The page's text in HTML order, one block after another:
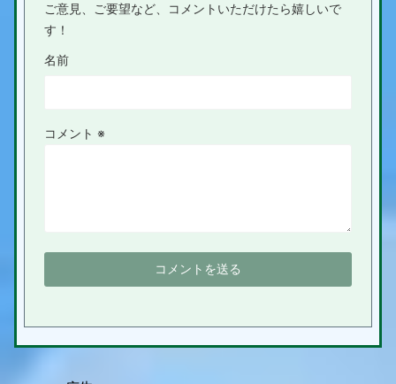
ご意見、ご要望など、コメントいただけたら嬉しいで
す！
名前
コメント ※